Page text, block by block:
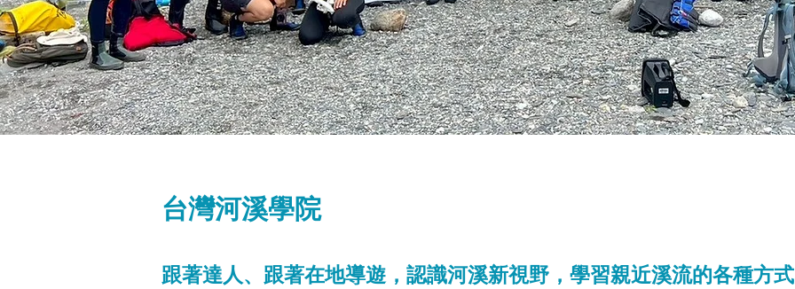
台灣河溪學院
跟著達人、跟著在地導遊，認識河溪新視野，學習親近溪流的各種方